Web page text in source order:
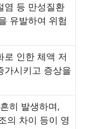
염 등 만성질환
유발하여 위험
로 인한 체액 저
가시키고 증상을
히 발생하며,
의 차이 등이 영